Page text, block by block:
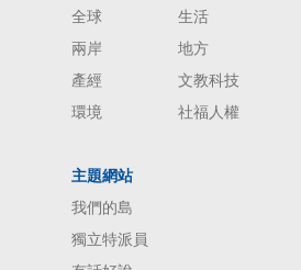
全球
生活
兩岸
地方
產經
文教科技
環境
社福人權
主題網站
我們的島
獨立特派員